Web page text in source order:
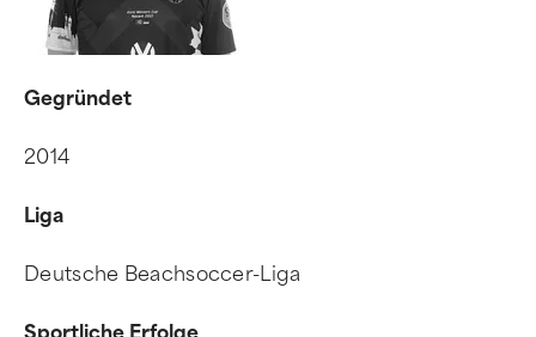
Gegründet
2014
Liga
Deutsche Beachsoccer-Liga